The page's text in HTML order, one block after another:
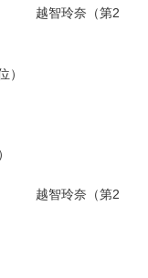
越智玲奈（第2
越智玲奈（第2